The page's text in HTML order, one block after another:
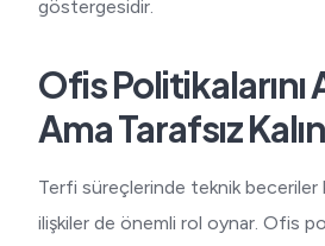
göstergesidir.
Ofis Politikalarını
Ama Tarafsız Kalın
Terfi süreçlerinde teknik beceriler
ilişkiler de önemli rol oynar. Ofis